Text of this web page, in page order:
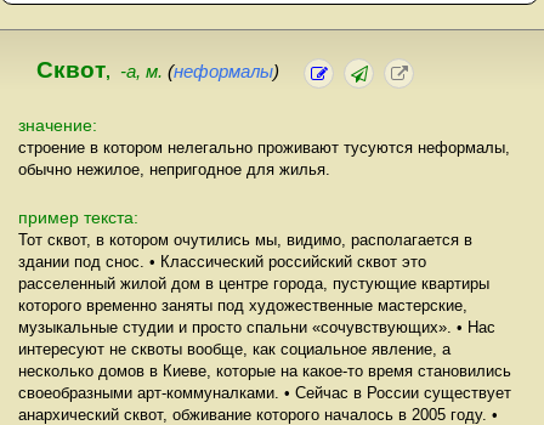
Сквот, -а, м. (неформалы)
значение:
строение в котором нелегально проживают тусуются неформалы,
обычно нежилое, непригодное для жилья.
пример текста:
Тот сквот, в котором очутились мы, видимо, располагается в
здании под снос. • Классический российский сквот это
расселенный жилой дом в центре города, пустующие квартиры
которого временно заняты под художественные мастерские,
музыкальные студии и просто спальни «сочувствующих». • Нас
интересуют не сквоты вообще, как социальное явление, а
несколько домов в Киеве, которые на какое-то время становились
своеобразными арт-коммуналками. • Сейчас в России существует
анархический сквот, обживание которого началось в 2005 году. •